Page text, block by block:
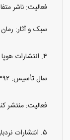
فعالیت: ناشر متفاوت
سبک و آثار:
۴. انتشارات هوپا
سال تأسیس: ۱۳۹۲ (شروع با بازی و از ۱۳۹۴ وارد حوزه کتاب)
فعالیت: منتشر
۵. انتشارات نردبان (فنی ایران)